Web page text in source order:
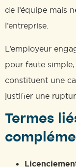
de l’équipe mais
l’entreprise.
L’employeur
pour faute
constituent une
justifier une
Termes